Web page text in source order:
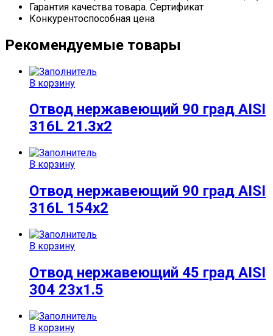
Гарантия качества товара. Сертификат
Конкурентоспособная цена
Рекомендуемые товары
В корзину
Отвод нержавеющий 90 град AISI
316L 21.3х2
В корзину
Отвод нержавеющий 90 град AISI
316L 154х2
В корзину
Отвод нержавеющий 45 град AISI
304 23х1.5
В корзину